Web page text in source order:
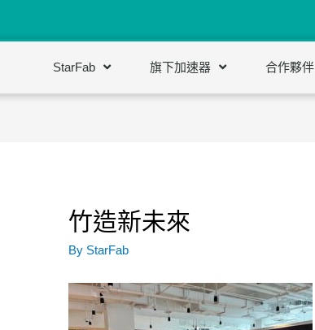
StarFab 旗下加速器 合作夥伴
竹造新未來
By StarFab